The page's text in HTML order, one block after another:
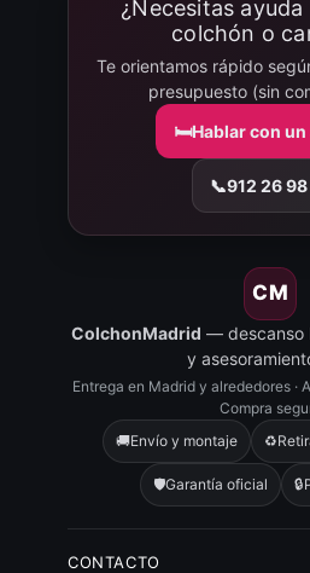
¿Necesitas
colchón o
Te orientamos rápido
presupuesto (sin
🛏️Hablar con
📞912 26 98
CM
ColchonMadrid — descanso
y
Entrega en Madrid y alrededores ·
Compra
🚚Envío y montaje ♻️
🛡️Garantía oficial 🔒
CONTACTO